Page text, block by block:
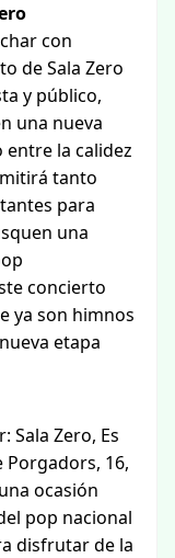
con
de Sala Zero
y público,
una nueva
la calidez
tanto
para
una
concierto
ya son himnos
etapa
Sala Zero, Es
Porgadors, 16,
ocasión
pop nacional
disfrutar de la